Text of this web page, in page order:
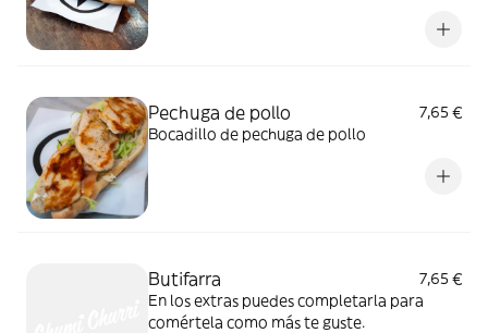
Pechuga de pollo
7,65 €
Bocadillo de pechuga de pollo
Butifarra
7,65 €
En los extras puedes completarla para
comértela como más te guste.